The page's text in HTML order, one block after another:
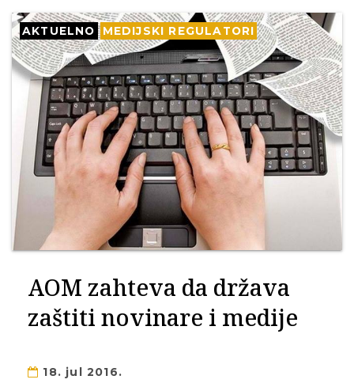
AKTUELNO MEDIJSKI REGULATORI
AOM zahteva da država
zaštiti novinare i medije
18. jul 2016.